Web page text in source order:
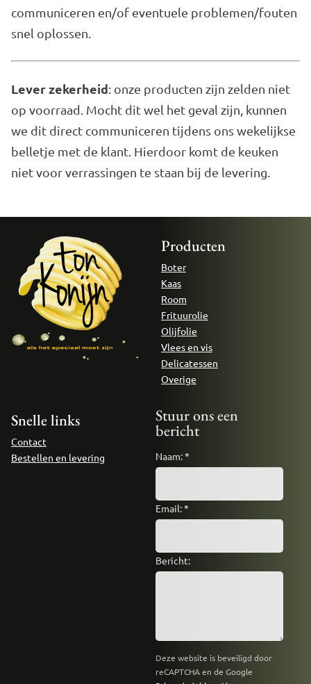
communiceren en/of eventuele problemen/fouten
snel oplossen.
Lever zekerheid: onze producten zijn zelden niet
op voorraad. Mocht dit wel het geval zijn, kunnen
we dit direct communiceren tijdens ons wekelijkse
belletje met de klant. Hierdoor komt de keuken
niet voor verrassingen te staan bij de levering.
Producten
Boter
Kaas
Room
Frituurolie
Olijfolie
Vlees en vis
Delicatessen
Overige
Snelle links
Contact
Bestellen en levering
Stuur ons een
bericht
Naam:*
Email:*
Bericht:
Deze website is beveiligd door
reCAPTCHA en de Google